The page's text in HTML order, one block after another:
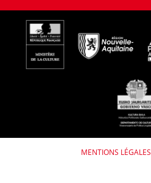
MENTIONS LÉGALES